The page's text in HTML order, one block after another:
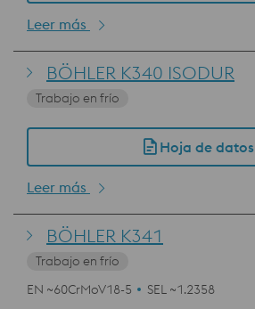
Leer más
BÖHLER K340 ISODUR
Trabajo en frío
Hoja de datos
Leer más
BÖHLER K341
Trabajo en frío
EN ~60CrMoV18-5
SEL ~1.2358